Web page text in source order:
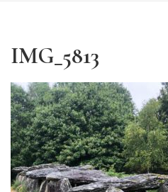
IMG_5813